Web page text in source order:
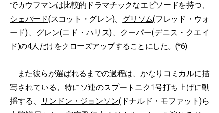
でカウフマンは比較的ドラマチックなエピソードを持つ、
シェパード(スコット・グレン)、 グリソム(フレッド・ウォ
ード)、 グレン(エド・ハリス)、 クーパー(デニス・クエイ
ド)の4人だけをクローズアップすることにした。(*6)
また彼らが選ばれるまでの過程は、かなりコミカルに描
写されている。特にソ連のスプートニク1号打ち上げに動
揺する、
リンドン・ジョンソン(ドナルド・モファット)ら